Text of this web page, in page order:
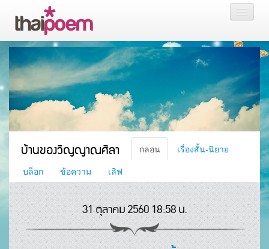
กลอน
เรื่องสั้น นิยาย
สมาชิก
หน้าส่วนตัว
บ้านของวิญญาณศิลา กลอน
เรื่องสั้น-นิยาย
บล็อก
ข้อความ เลิฟ
31 ตุลาคม 2560 18:58 น.